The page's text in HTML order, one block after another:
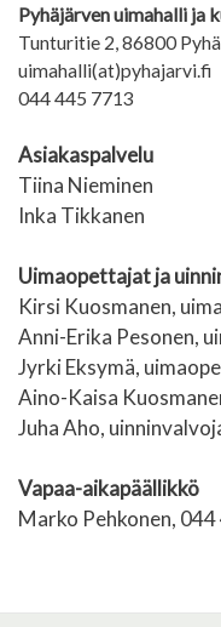
Pyhäjärven uimahalli ja
Tunturitie 2, 86800
uimahalli(at)pyhajarvi.fi
044 445 7713
Asiakaspalvelu
Tiina Nieminen
Inka Tikkanen
Uimaopettajat ja
Kirsi Kuosmanen,
Anni-Erika Pesonen,
Jyrki Eksymä,
Aino-Kaisa
Juha Aho,
Vapaa-aikapäällikkö
Marko Pehkonen,